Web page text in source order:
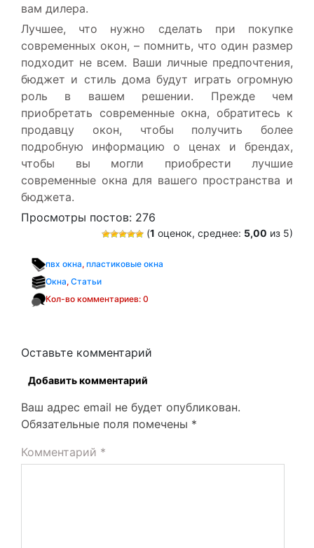
вам дилера.
Лучшее, что нужно сделать при покупке
современных окон, – помнить, что один размер
подходит не всем. Ваши личные предпочтения,
бюджет и стиль дома будут играть огромную
роль в вашем решении. Прежде чем
приобретать современные окна, обратитесь к
продавцу окон, чтобы получить более
подробную информацию о ценах и брендах,
чтобы вы могли приобрести лучшие
современные окна для вашего пространства и
бюджета.
Просмотры постов: 276
(1 оценок, среднее: 5,00 из 5)
пвх окна, пластиковые окна
Окна, Статьи
Кол-во комментариев: 0
Оставьте комментарий
Добавить комментарий
Ваш адрес email не будет опубликован.
Обязательные поля помечены *
Комментарий *